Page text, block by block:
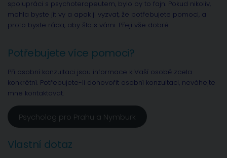
spolupráci s psychoterapeutem, bylo by to fajn. Pokud nikoliv,
mohla byste jít vy a apak ji vyzvat, že potřebujete pomoci, a
proto byste ráda, aby šla s vámi. Přeji vše dobré.
Potřebujete více pomoci?
Při osobní konzultaci jsou informace k Vaší osobě zcela
konkrétní. Potřebujete-li dohovořit osobní konzultaci, neváhejte
mne kontaktovat.
Psycholog pro Prahu a Nymburk
Vlastní dotaz